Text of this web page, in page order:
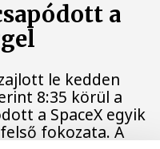
a
le kedden
8:35 körül a
a SpaceX egyik
fokozata. A